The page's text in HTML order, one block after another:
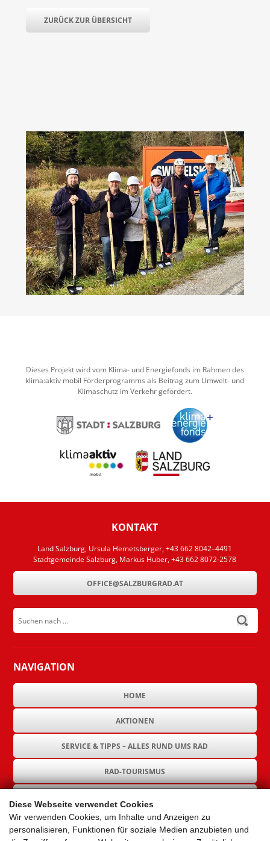
Diese Webseite verwendet Cookies
Wir verwenden Cookies, um Inhalte und Anzeigen zu
personalisieren, Funktionen für soziale Medien anzubieten und
ZURÜCK ZUR ÜBERSICHT
Dieses Projekt wird vom Klima- und Energiefonds im Rahmen des
klima:aktiv mobil Förderprogramms als Beitrag zum Umwelt- und
Klimaschutz im Verkehr gefördert.
KONTAKT
Land Salzburg, Ursula Hemetsberger, +43 662 8042–4491
Stadtgemeinde Salzburg, Markus Huber, +43 662 8072-2578
OFFICE@SALZBURGRAD.AT
Suchen nach ...
submit
NAVIGATION
HOME
AKTIONEN
SERVICE & TIPPS – ALLES RUND UMS RAD
RAD-TOURISMUS
GEMEINDEN